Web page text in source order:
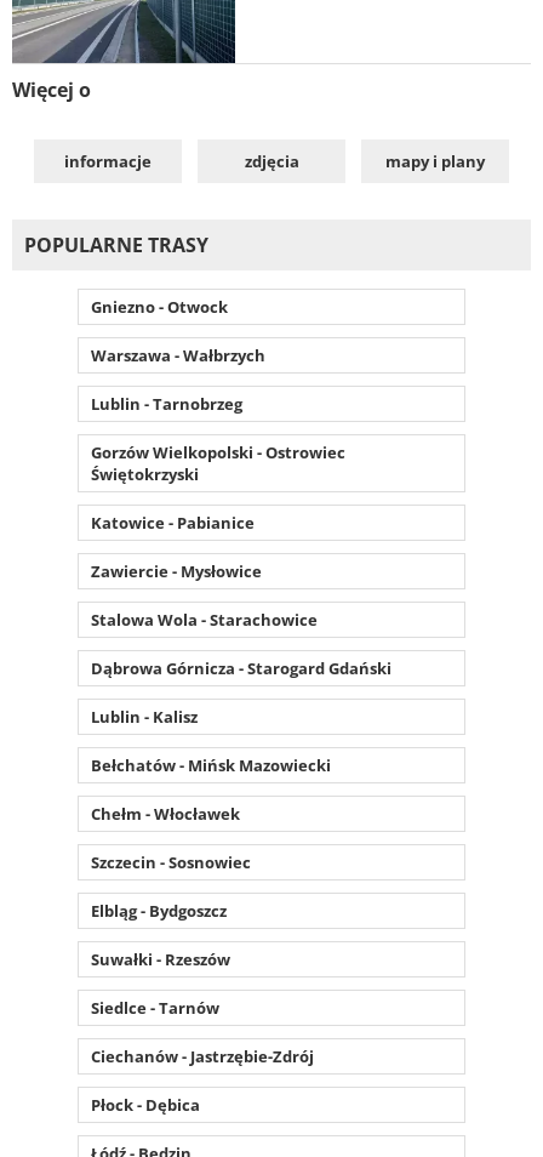
Więcej o
informacje zdjęcia mapy i plany
POPULARNE TRASY
Gniezno - Otwock
Warszawa - Wałbrzych
Lublin - Tarnobrzeg
Gorzów Wielkopolski - Ostrowiec
Świętokrzyski
Katowice - Pabianice
Zawiercie - Mysłowice
Stalowa Wola - Starachowice
Dąbrowa Górnicza - Starogard Gdański
Lublin - Kalisz
Bełchatów - Mińsk Mazowiecki
Chełm - Włocławek
Szczecin - Sosnowiec
Elbląg - Bydgoszcz
Suwałki - Rzeszów
Siedlce - Tarnów
Ciechanów - Jastrzębie-Zdrój
Płock - Dębica